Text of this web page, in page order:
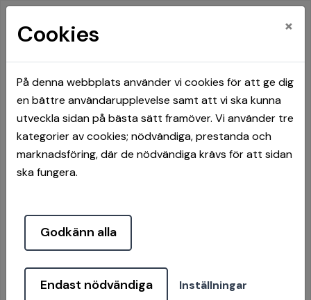
Så kontaktar du oss i
Läs mer...
Cookies ×
På denna webbplats använder vi cookies för att ge dig
en bättre användarupplevelse samt att vi ska kunna
utveckla sidan på bästa sätt framöver. Vi använder tre
kategorier av cookies; nödvändiga, prestanda och
marknadsföring, där de nödvändiga krävs för att sidan
ska fungera.
Godkänn alla
Endast nödvändiga Inställningar